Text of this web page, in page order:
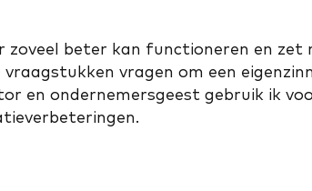
beter kan functioneren en zet
vragen om een
en ondernemersgeest gebruik ik